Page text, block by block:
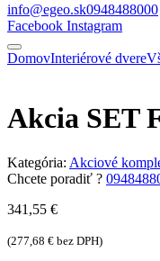
info@egeo.sk0948488000
Facebook Instagram
DomovInteriérové dvere
Akcia SET
Kategória: Akciové
Chcete poradiť ?
341,55 €
(277,68 € bez DPH)